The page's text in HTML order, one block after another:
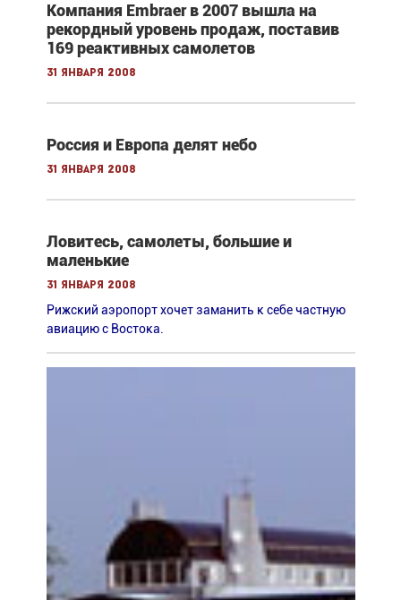
Компания Embraer в 2007 вышла на
рекордный уровень продаж, поставив
169 реактивных самолетов
31 января 2008
Россия и Европа делят небо
31 января 2008
Ловитесь, самолеты, большие и
маленькие
31 января 2008
Рижский аэропорт хочет заманить к себе частную
авиацию с Востока.